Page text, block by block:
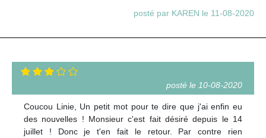
posté par KAREN le 11-08-2020
posté le 10-08-2020
Coucou Linie, Un petit mot pour te dire que j'ai enfin eu
des nouvelles ! Monsieur c'est fait désiré depuis le 14
juillet ! Donc je t'en fait le retour. Par contre rien